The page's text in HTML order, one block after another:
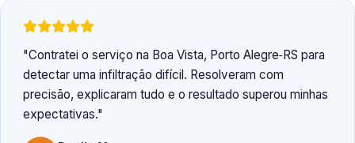
Contratei o serviço na Boa Vista, Porto Alegre‑RS para
detectar uma infiltração difícil. Resolveram com
precisão, explicaram tudo e o resultado superou minhas
expectativas.